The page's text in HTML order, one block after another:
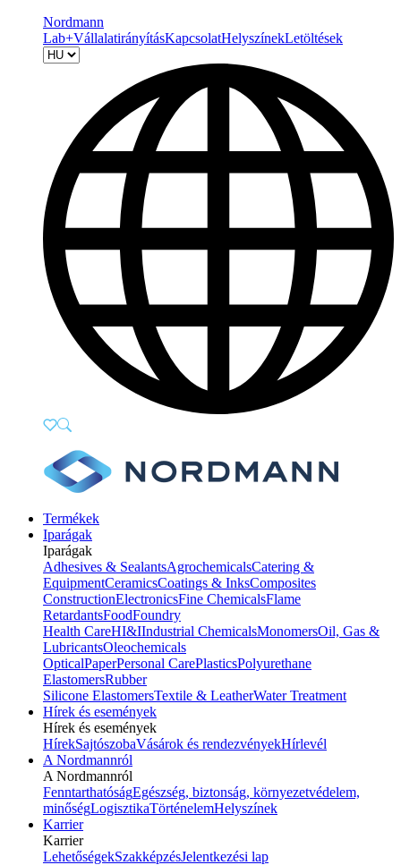
Nordmann
Lab+VállalatirányításKapcsolatHelyszínekLetöltések
Termékek
Iparágak
Iparágak
Adhesives & SealantsAgrochemicalsCatering &
EquipmentCeramicsCoatings & InksComposites
ConstructionElectronicsFine ChemicalsFlame
RetardantsFoodFoundry
Health CareHI&IIndustrial ChemicalsMonomersOil, Gas &
LubricantsOleochemicals
OpticalPaperPersonal CarePlasticsPolyurethane
ElastomersRubber
Silicone ElastomersTextile & LeatherWater Treatment
Hírek és események
Hírek és események
HírekSajtószobaVásárok és rendezvényekHírlevél
A Nordmannról
A Nordmannról
FenntarthatóságEgészség, biztonság, környezetvédelem,
minőségLogisztikaTörténelemHelyszínek
Karrier
Karrier
LehetőségekSzakképzésJelentkezési lap